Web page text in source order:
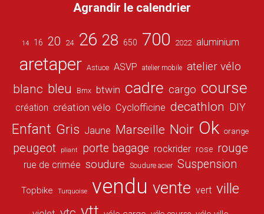
Agrandir le calendrier
14 16 20 24 26 28 650 700 2022 aluminium
aretaper Astuce ASVP atelier mobile atelier vélo
blanc bleu Bmx btwin cadre cargo course
création création vélo Cyclofficine decathlon DIY
Enfant Gris Jaune Marseille Noir Ok orange
peugeot pliant porte bagage rockrider rose rouge
rue de crimée soudure Soudure acier Suspension
Topbike Turquoise vendu vente vert ville